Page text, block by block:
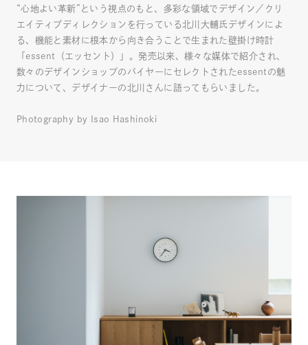
“心地よい革新”という視点のもと、多彩な領域でデザイン／クリ
エイティブディレクションを行っている北川大輔氏デザインによ
る、機能と素材に根本から向き合うことで生まれた壁掛け時計
「essent（エッセント）」。発売以来、様々な媒体で紹介され、
数々のデザインショップのバイヤーにセレクトされたessentの魅
力について、デザイナーの北川さんに語ってもらいました。
Photography by Isao Hashinoki